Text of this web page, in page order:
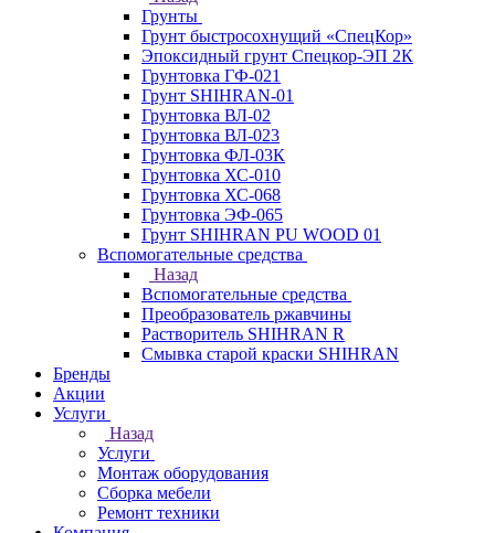
Грунты
Грунт быстросохнущий «СпецКор»
Эпоксидный грунт Спецкор-ЭП 2К
Грунтовка ГФ-021
Грунт SHIHRAN-01
Грунтовка ВЛ-02
Грунтовка ВЛ-023
Грунтовка ФЛ-03К
Грунтовка ХС-010
Грунтовка ХС-068
Грунтовка ЭФ-065
Грунт SHIHRAN PU WOOD 01
Вспомогательные средства
Назад
Вспомогательные средства
Преобразователь ржавчины
Растворитель SHIHRAN R
Смывка старой краски SHIHRAN
Бренды
Акции
Услуги
Назад
Услуги
Монтаж оборудования
Сборка мебели
Ремонт техники